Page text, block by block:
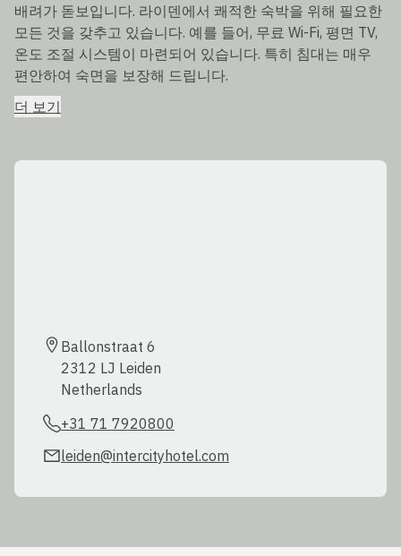
배려가 돋보입니다. 라이덴에서 쾌적한 숙박을 위해 필요한
모든 것을 갖추고 있습니다. 예를 들어, 무료 Wi-Fi, 평면 TV,
온도 조절 시스템이 마련되어 있습니다. 특히 침대는 매우
편안하여 숙면을 보장해 드립니다.
더 보기
Ballonstraat 6
2312 LJ Leiden
Netherlands
+31 71 7920800
leiden@intercityhotel.com